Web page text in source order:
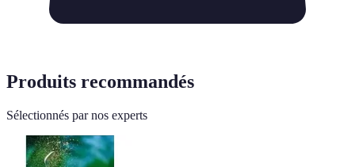
Produits recommandés
Sélectionnés par nos experts